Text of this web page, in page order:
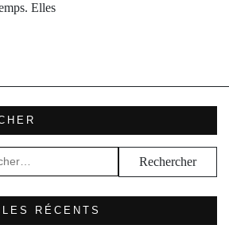
Elles
:
RÉCENTS